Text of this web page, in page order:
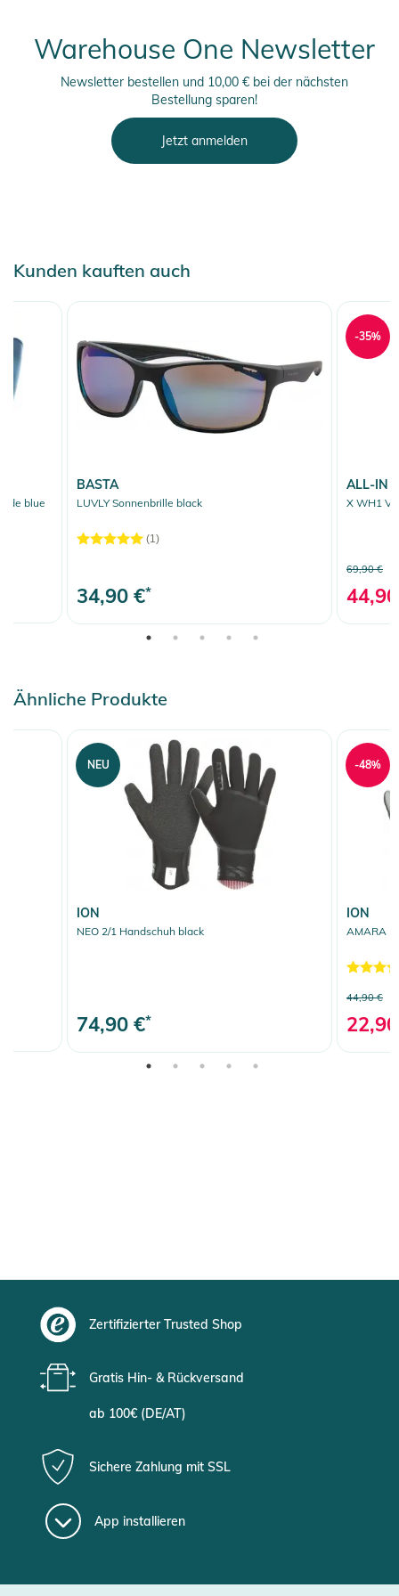
Warehouse One Newsletter
Newsletter bestellen und 10,00 € bei der nächsten
Bestellung sparen!
Jetzt anmelden
Kunden kauften auch
blue
BASTA
LUVLY Sonnenbrille black
(1)
34,90 €*
ALL-IN
X WH1 V
69,90 €
-35%
Ähnliche Produkte
ION
NEO 2/1 Handschuh black
74,90 €*
NEU
ION
AMARA
44,90 €
-48%
Zertifizierter Trusted Shop
Gratis Hin- & Rückversand
ab 100€ (DE/AT)
Sichere Zahlung mit SSL
App installieren